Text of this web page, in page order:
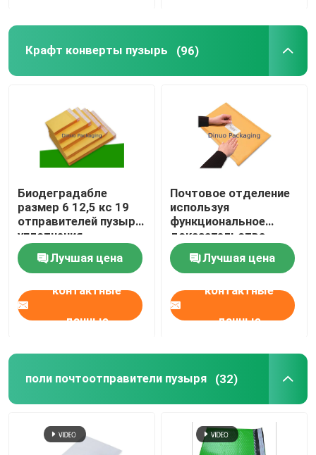
Дом
Видеозаписи
Экскурсия по заводу
Контроль качества
Свяжитесь с нами
Новости
Случаи
Пузырь рассылки мешки
Крафт конверты пузырь (96)
Биодеградабле
размер 6 12,5 кс 19
отправителей пузыря
уплотнения
собственной
личности бумаги
Крафт для грузить
Лучшая цена
контактные
данные
Почтовое отделение
используя
функциональное
доказательства
120кс165 радиации
отправителей пузыря
Крафт Мулти
Лучшая цена
контактные
данные
поли почтоотправители пузыря (32)